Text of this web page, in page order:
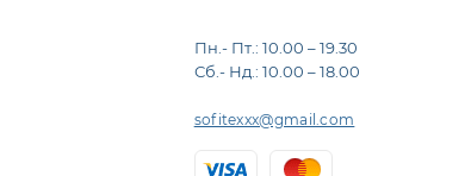
Пн.- Пт.: 10.00 – 19.30
Сб.- Нд.: 10.00 – 18.00
sofitexxx@gmail.com